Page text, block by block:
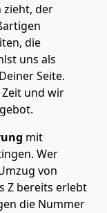
zieht, der
die
uns als
Seite.
und wir
mit
Wer
von
Z bereits erlebt
die Nummer